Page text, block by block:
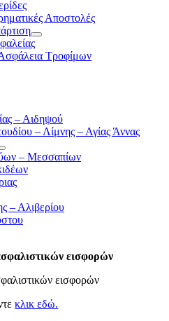
Αποστολές
Ασφάλεια Τροφίμων
– Αιδηψού
– Λίμνης – Αγίας Άννας
– Μεσσαπίων
– Αλιβερίου
εισφορών
εισφορών
κλικ εδώ.